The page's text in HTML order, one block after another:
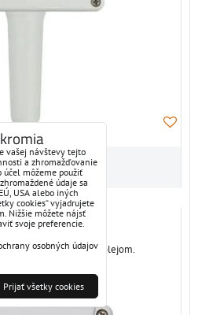
výstupom a displejom.
vašej návštevy tejto
a zhromažďovanie
účel môžeme použiť
údaje sa
USA alebo iných
cookies“ vyjadrujete
Nižšie môžete nájsť
svoje preferencie.
osobných údajov
Prijať všetky cookies